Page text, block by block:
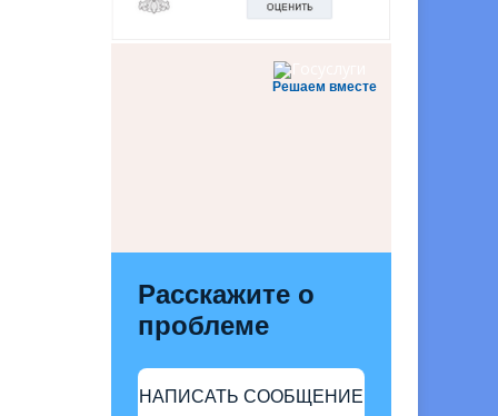
Решаем вместе
Расскажите о
проблеме
НАПИСАТЬ СООБЩЕНИЕ